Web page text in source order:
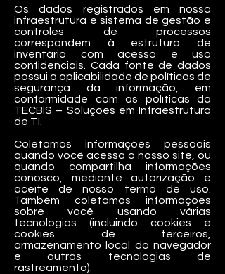
Os dados registrados em nossa
infraestrutura e sistema de gestão e
controles de processos
correspondem à estrutura de
inventário com acesso e uso
confidenciais. Cada fonte de dados
possui a aplicabilidade de políticas de
segurança da informação, em
conformidade com as políticas da
TECBIS – Soluções em Infraestrutura
de TI.
Coletamos informações pessoais
quando você acessa o nosso site, ou
quando compartilha informações
conosco, mediante autorização e
aceite de nosso termo de uso.
Também coletamos informações
sobre você usando várias
tecnologias (incluindo cookies e
cookies de terceiros,
armazenamento local do navegador
e outras tecnologias de
rastreamento).